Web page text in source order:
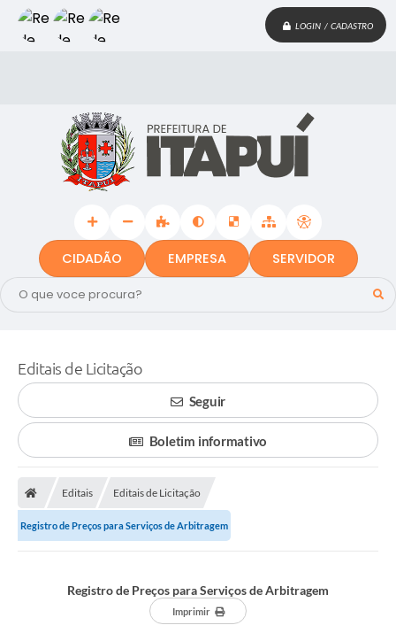
LOGIN / CADASTRO
CIDADÃO EMPRESA SERVIDOR
Editais de Licitação
Seguir
Boletim informativo
Editais Editais de Licitação
Registro de Preços para Serviços de Arbitragem
Registro de Preços para Serviços de Arbitragem
Imprimir